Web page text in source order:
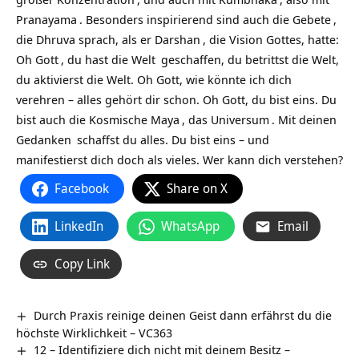
Pranayama . Besonders inspirierend sind auch die Gebete ,
die Dhruva sprach, als er Darshan , die Vision Gottes, hatte:
Oh Gott , du hast die Welt geschaffen, du betrittst die Welt,
du aktivierst die Welt. Oh Gott, wie könnte ich dich
verehren – alles gehört dir schon. Oh Gott, du bist eins. Du
bist auch die Kosmische Maya , das Universum . Mit deinen
Gedanken schaffst du alles. Du bist eins – und
manifestierst dich doch als vieles. Wer kann dich verstehen?
Facebook Share on X
LinkedIn WhatsApp Email
Copy Link
Durch Praxis reinige deinen Geist dann erfährst du die
höchste Wirklichkeit – VC363
12 – Identifiziere dich nicht mit deinem Besitz –